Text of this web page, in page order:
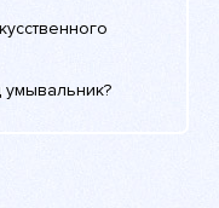
умывальник?